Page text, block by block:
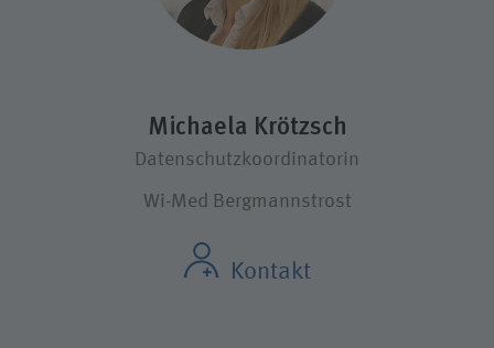
Michaela Krötzsch
Datenschutzkoordinatorin
Wi-Med Bergmannstrost
Kontakt